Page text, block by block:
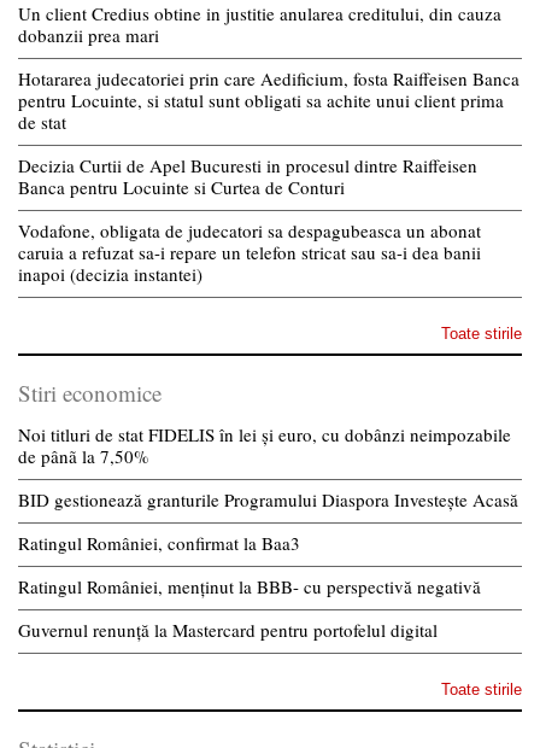
Un client Credius obtine in justitie anularea creditului, din cauza
dobanzii prea mari
Hotararea judecatoriei prin care Aedificium, fosta Raiffeisen Banca
pentru Locuinte, si statul sunt obligati sa achite unui client prima
de stat
Decizia Curtii de Apel Bucuresti in procesul dintre Raiffeisen
Banca pentru Locuinte si Curtea de Conturi
Vodafone, obligata de judecatori sa despagubeasca un abonat
caruia a refuzat sa-i repare un telefon stricat sau sa-i dea banii
inapoi (decizia instantei)
Toate stirile
Stiri economice
Noi titluri de stat FIDELIS în lei și euro, cu dobânzi neimpozabile
de pânã la 7,50%
BID gestionează granturile Programului Diaspora Investește Acasă
Ratingul României, confirmat la Baa3
Ratingul României, menținut la BBB- cu perspectivă negativă
Guvernul renunță la Mastercard pentru portofelul digital
Toate stirile